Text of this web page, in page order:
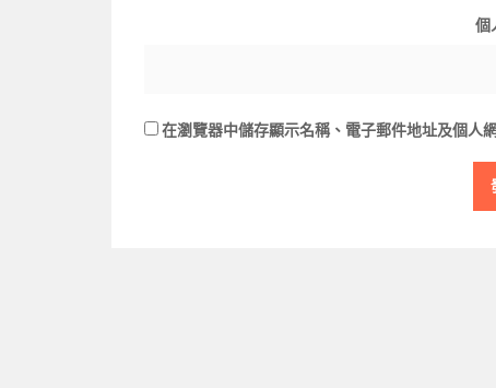
個
在瀏覽器中儲存顯示名稱、電子郵件地址及個人